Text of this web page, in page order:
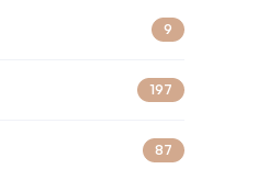
9
197
87